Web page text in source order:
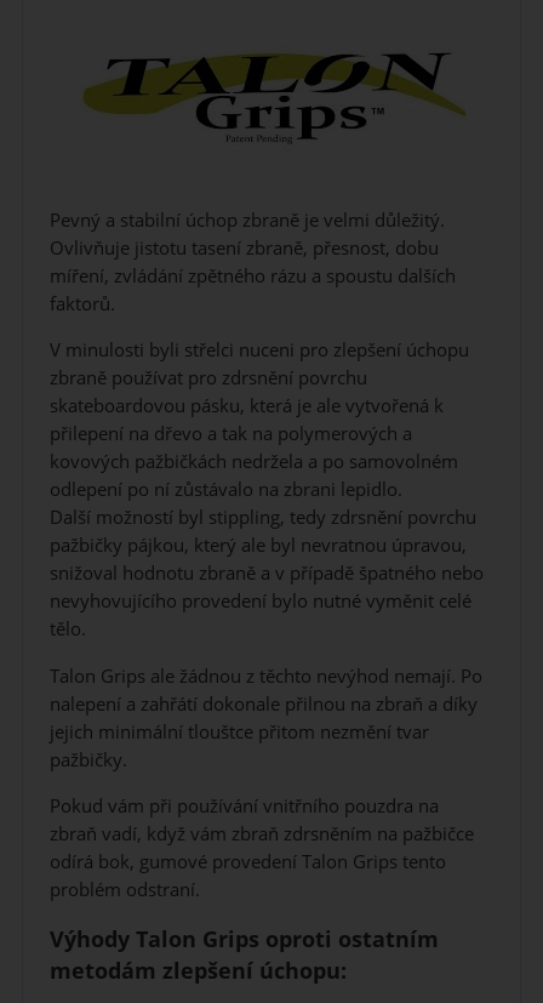
Pevný a stabilní úchop zbraně je velmi důležitý.
Ovlivňuje jistotu tasení zbraně, přesnost, dobu
míření, zvládání zpětného rázu a spoustu dalších
faktorů.
V minulosti byli střelci nuceni pro zlepšení úchopu
zbraně používat pro zdrsnění povrchu
skateboardovou pásku, která je ale vytvořená k
přilepení na dřevo a tak na polymerových a
kovových pažbičkách nedržela a po samovolném
odlepení po ní zůstávalo na zbrani lepidlo.
Další možností byl stippling, tedy zdrsnění povrchu
pažbičky pájkou, který ale byl nevratnou úpravou,
snižoval hodnotu zbraně a v případě špatného nebo
nevyhovujícího provedení bylo nutné vyměnit celé
tělo.
Talon Grips ale žádnou z těchto nevýhod nemají. Po
nalepení a zahřátí dokonale přilnou na zbraň a díky
jejich minimální tlouštce přitom nezmění tvar
pažbičky.
Pokud vám při používání vnitřního pouzdra na
zbraň vadí, když vám zbraň zdrsněním na pažbičce
odírá bok, gumové provedení Talon Grips tento
problém odstraní.
Výhody Talon Grips oproti ostatním
metodám zlepšení úchopu: